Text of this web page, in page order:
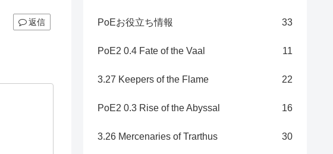
返信 PoEお役立ち情報 33
PoE2 0.4 Fate of the Vaal 11
3.27 Keepers of the Flame 22
PoE2 0.3 Rise of the Abyssal 16
3.26 Mercenaries of Trarthus 30